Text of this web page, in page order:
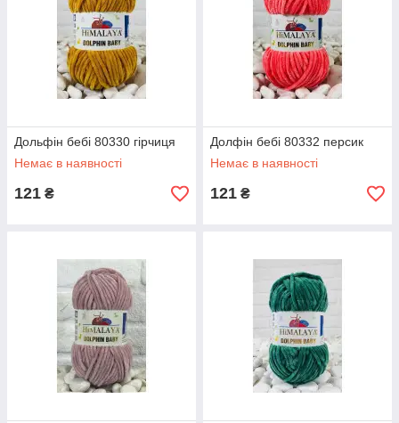
Дольфін бебі 80330 гірчиця
Немає в наявності
121 ₴
Долфін бебі 80332 персик
Немає в наявності
121 ₴